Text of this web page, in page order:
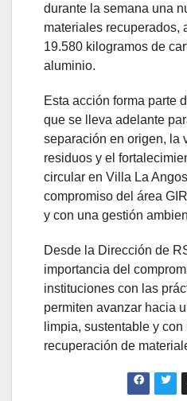
durante la semana una
materiales recuperados,
19.580 kilogramos de
aluminio.
Esta acción forma parte
que se lleva adelante
separación en origen, la
residuos y el
circular en Villa La
compromiso del área
y con una gestión
Desde la Dirección de
importancia del
instituciones con las
permiten avanzar hacia
limpia, sustentable y
recuperación de